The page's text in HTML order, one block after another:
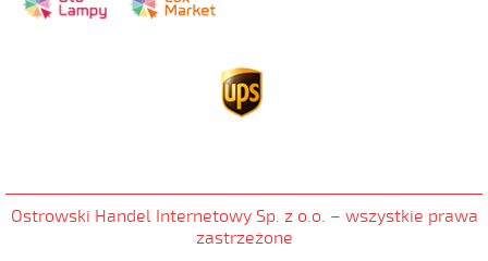
Ostrowski Handel Internetowy Sp. z o.o. – wszystkie prawa
zastrzeżone